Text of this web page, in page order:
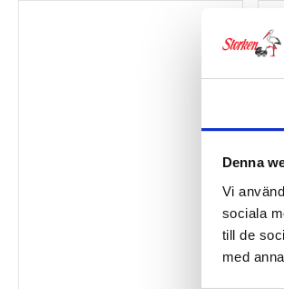
Denna
Vi
sociala
till de
med